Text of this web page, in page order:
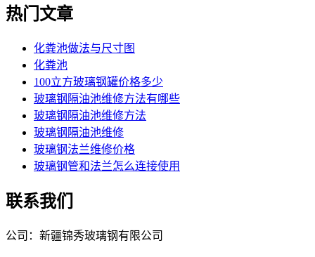
热门文章
化粪池做法与尺寸图
化粪池
100立方玻璃钢罐价格多少
玻璃钢隔油池维修方法有哪些
玻璃钢隔油池维修方法
玻璃钢隔油池维修
玻璃钢法兰维修价格
玻璃钢管和法兰怎么连接使用
联系我们
公司：新疆锦秀玻璃钢有限公司